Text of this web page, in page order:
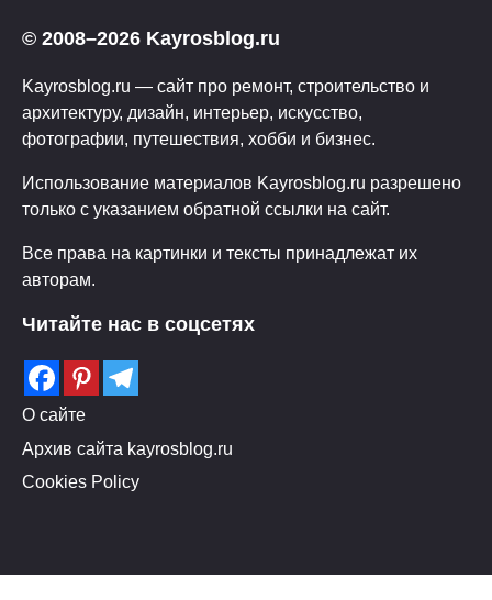
© 2008–2026 Kayrosblog.ru
Kayrosblog.ru — сайт про ремонт, строительство и
архитектуру, дизайн, интерьер, искусство,
фотографии, путешествия, хобби и бизнес.
Использование материалов Kayrosblog.ru разрешено
только с указанием обратной ссылки на сайт.
Все права на картинки и тексты принадлежат их
авторам.
Читайте нас в соцсетях
О сайте
Архив сайта kayrosblog.ru
Cookies Policy